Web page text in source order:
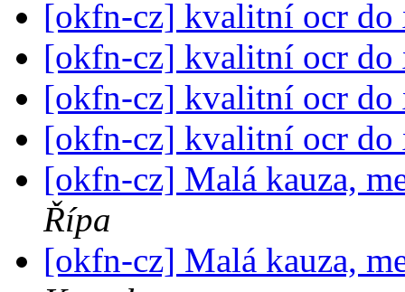
[okfn-cz] kvalitní ocr
[okfn-cz] kvalitní ocr
[okfn-cz] kvalitní ocr
[okfn-cz] kvalitní ocr
[okfn-cz] Malá kauza,
Řípa
[okfn-cz] Malá kauza,